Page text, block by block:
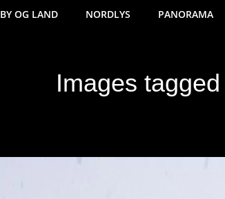
BY OG LAND NORDLYS PANORAMA
Images